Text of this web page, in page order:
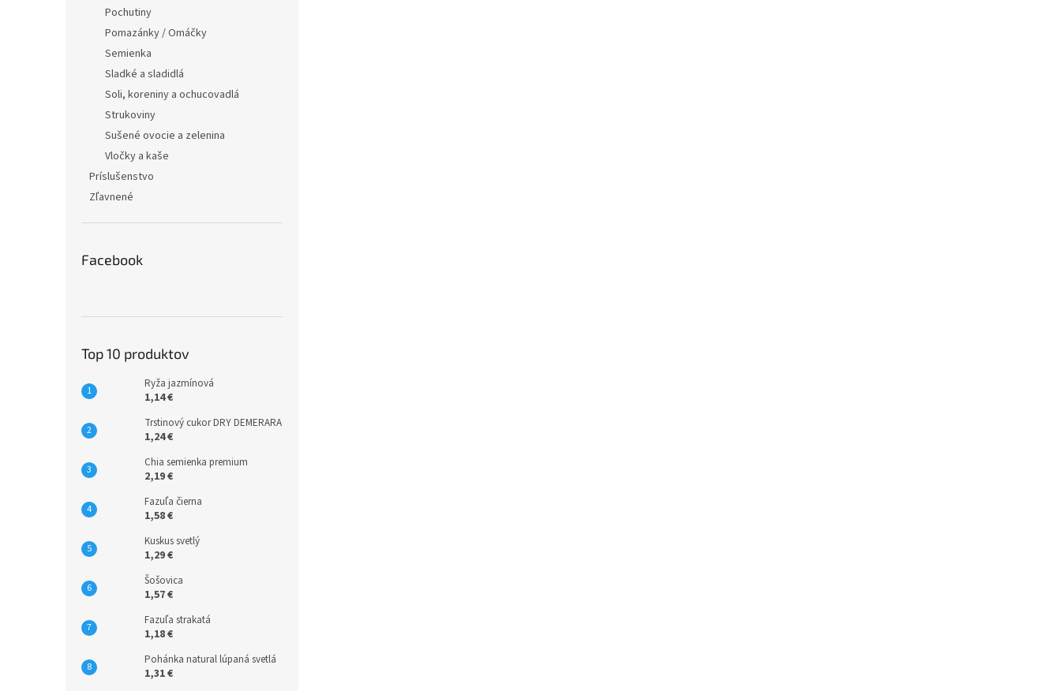
Pochutiny
Pomazánky / Omáčky
Semienka
Sladké a sladidlá
Soli, koreniny a ochucovadlá
Strukoviny
Sušené ovocie a zelenina
Vločky a kaše
Príslušenstvo
Zľavnené
Facebook
Top 10 produktov
Ryža jazmínová
1,14 €
Trstinový cukor DRY DEMERARA
1,24 €
Chia semienka premium
2,19 €
Fazuľa čierna
1,58 €
Kuskus svetlý
1,29 €
Šošovica
1,57 €
Fazuľa strakatá
1,18 €
Pohánka natural lúpaná svetlá
1,31 €